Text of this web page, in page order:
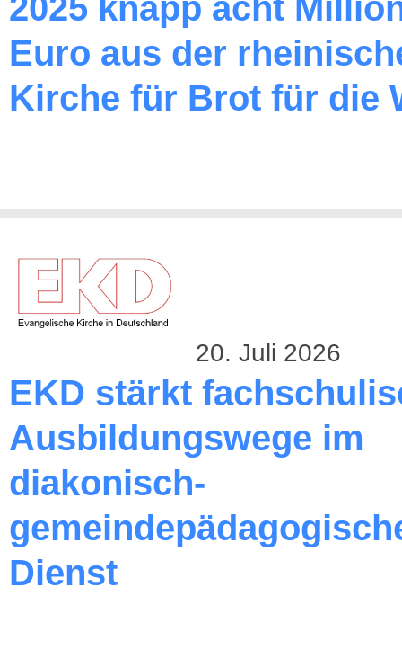
2025 knapp acht
Euro aus der
Kirche für Brot für die
20. Juli 2026
EKD stärkt
Ausbildungswege im
diakonisch-
Dienst